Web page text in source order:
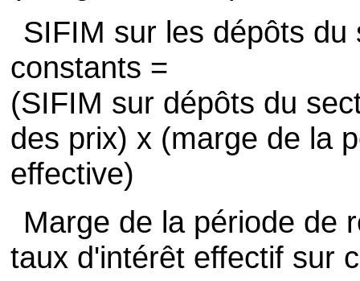
SIFIM sur les dépôts
constants =
(SIFIM sur dépôts du
des prix) x (marge de la
effective)
Marge de la période de
taux d'intérêt effectif sur